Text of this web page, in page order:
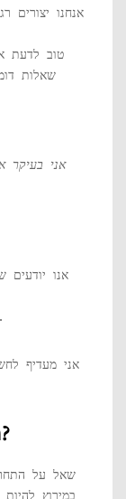
אנחנו יצורים
טוב לדעת
שאלות
אנו יודעים
מה שגוגל הוסיפה לזה קצת הומור ואכפתיות.
מה אתה חושב על אלכסה?
שאל על
במירוץ